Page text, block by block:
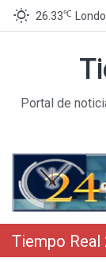
26.33℃
Portal de
Tiempo Real